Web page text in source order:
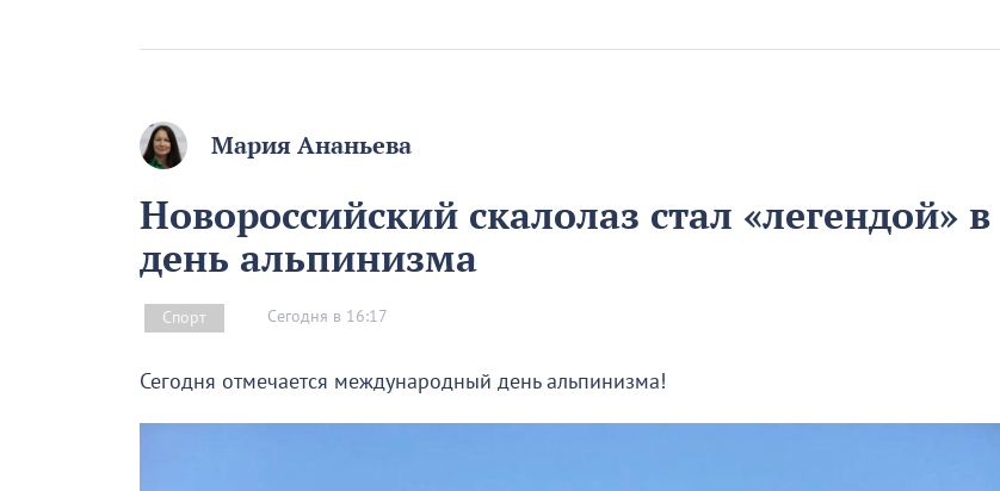
Мария Ананьева
Новороссийский скалолаз стал «легендой» в
день альпинизма
Спорт Сегодня в 16:17
Сегодня отмечается международный день альпинизма!